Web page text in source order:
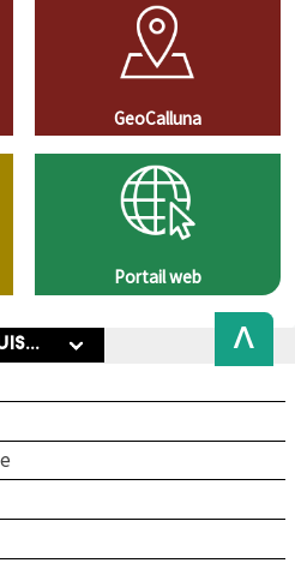
GeoCalluna
Portail web
Back
to
Top